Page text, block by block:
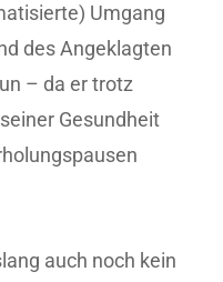
Umgang
des Angeklagten
– da er trotz
Gesundheit
auch noch kein